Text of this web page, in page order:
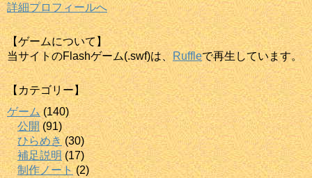
詳細プロフィールへ
【ゲームについて】
当サイトのFlashゲーム(.swf)は、Ruffleで再生しています。
【カテゴリー】
ゲーム (140)
公開 (91)
ひらめき(30)
補足説明 (17)
制作ノート(2)